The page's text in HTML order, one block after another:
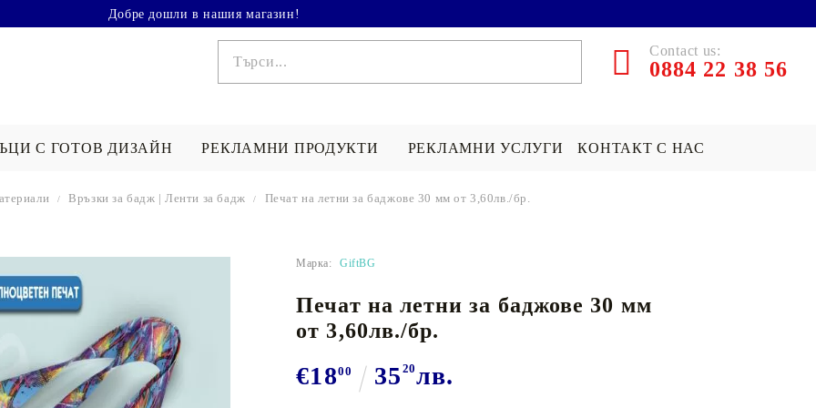
Добре дошли в нашия магазин!
Contact us:
0884 22 38 56
СНИМКА
ЧАШИ СЪС СНИМКА СУИЧЪР ПО ПОРЪЧКА
БАНДАНИ СЪС
СНИМКА
С ГОТОВ ДИЗАЙН
Валентин
март
ден
Подарък за жена
Подаръци за двойки
Подарък за дете
Star Wars Подаръци
РЕКЛАМНИ ПРОДУКТИ РЕКЛАМНИ УСЛУГИ КОНТАКТ С НАС
Връзки за бадж | Ленти за бадж Печат на летни за баджове 30 мм от 3,60лв./бр.
Марка: GiftBG
Печат на летни за баджове 30 мм
от 3,60лв./бр.
€1800 35 20лв.